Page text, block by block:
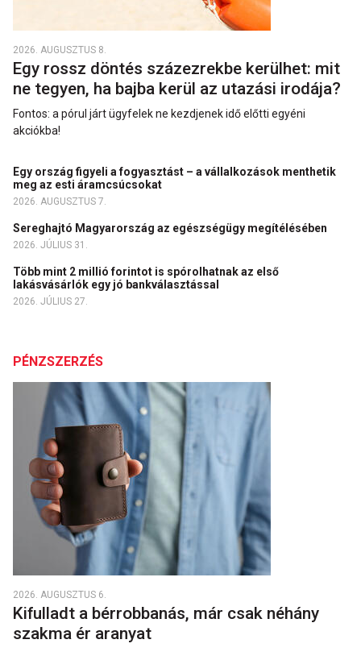
2026. AUGUSZTUS 8.
Egy rossz döntés százezrekbe kerülhet: mit
ne tegyen, ha bajba kerül az utazási irodája?
Fontos: a pórul járt ügyfelek ne kezdjenek idő előtti egyéni
akciókba!
Egy ország figyeli a fogyasztást – a vállalkozások menthetik
meg az esti áramcsúcsokat
2026. AUGUSZTUS 7.
Sereghajtó Magyarország az egészségügy megítélésében
2026. JÚLIUS 31.
Több mint 2 millió forintot is spórolhatnak az első
lakásvásárlók egy jó bankválasztással
2026. JÚLIUS 27.
PÉNZSZERZÉS
2026. AUGUSZTUS 6.
Kifulladt a bérrobbanás, már csak néhány
szakma ér aranyat